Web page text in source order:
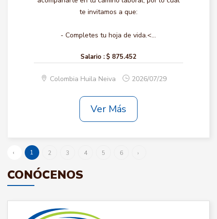
te invitamos a que:
- Completes tu hoja de vida.<...
Salario : $ 875.452
Colombia Huila Neiva 2026/07/29
Ver Más
‹ 1 2 3 4 5 6 ›
CONÓCENOS